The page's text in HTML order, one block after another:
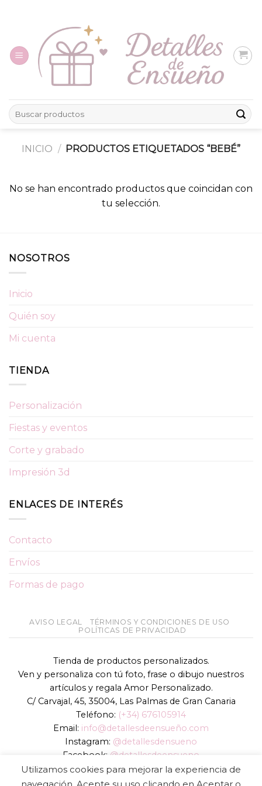
Buscar
por:
INICIO / PRODUCTOS ETIQUETADOS “BEBÉ”
No se han encontrado productos que coincidan con
tu selección.
NOSOTROS
Inicio
Quién soy
Mi cuenta
TIENDA
Personalización
Fiestas y eventos
Corte y grabado
Impresión 3d
ENLACES DE INTERÉS
Contacto
Envíos
Formas de pago
AVISO LEGAL
TÉRMINOS Y CONDICIONES DE USO
POLÍTICAS DE PRIVACIDAD
Tienda de productos personalizados.
Ven y personaliza con tú foto, frase o dibujo nuestros
artículos y regala Amor Personalizado.
C/ Carvajal, 45, 35004, Las Palmas de Gran Canaria
Teléfono: (+34) 676105914
Email: info@detallesdeensueño.com
Instagram: @detallesdensueno
Facebook: @detallesdeensueno
TikTok: @detallesdensueno
Página web:www.detallesdeensueño.com
Utilizamos cookies para mejorar la experiencia de